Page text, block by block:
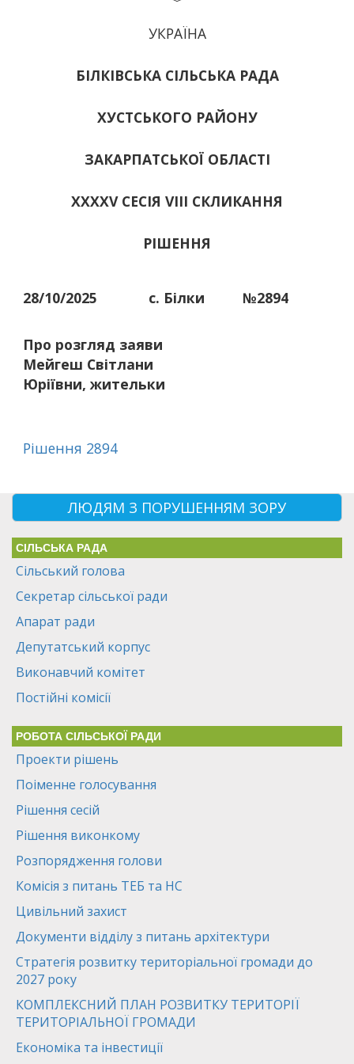
УКРАЇНА
БІЛКІВСЬКА СІЛЬСЬКА РАДА
ХУСТСЬКОГО РАЙОНУ
ЗАКАРПАТСЬКОЇ ОБЛАСТІ
ХХХХV СЕСІЯ VIII СКЛИКАННЯ
РІШЕННЯ
28/10/2025 с. Білки №2894
Про розгляд заяви
Мейгеш Світлани
Юріївни, жительки
Рішення 2894
ЛЮДЯМ З ПОРУШЕННЯМ ЗОРУ
СІЛЬСЬКА РАДА
Сільський голова
Секретар сільської ради
Апарат ради
Депутатський корпус
Виконавчий комітет
Постійні комісії
РОБОТА СІЛЬСЬКОЇ РАДИ
Проекти рішень
Поіменне голосування
Рішення сесій
Рішення виконкому
Розпорядження голови
Комісія з питань ТЕБ та НС
Цивільний захист
Документи відділу з питань архітектури
Стратегія розвитку територіальної громади до
2027 року
КОМПЛЕКСНИЙ ПЛАН РОЗВИТКУ ТЕРИТОРІЇ
ТЕРИТОРІАЛЬНОЇ ГРОМАДИ
Економіка та інвестиції